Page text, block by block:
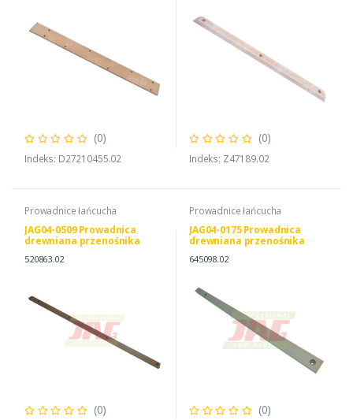
(0)
Indeks: D27210455.02
(0)
Indeks: Z47189.02
Prowadnice łańcucha
JAG04-0509 Prowadnica
drewniana przenośnika
CLAAS 0005208630
520863.02
(0)
Prowadnice łańcucha
JAG04-0175 Prowadnica
drewniana przenośnika
645098.02
(0)